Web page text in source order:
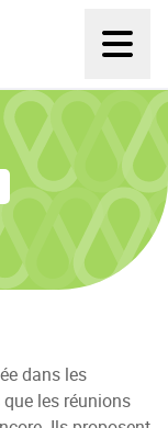
dans les
les réunions